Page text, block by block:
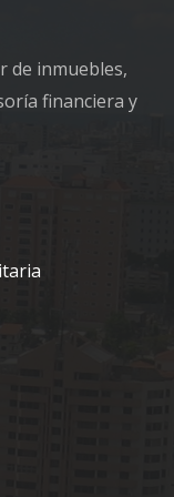
de inmuebles,
financiera y